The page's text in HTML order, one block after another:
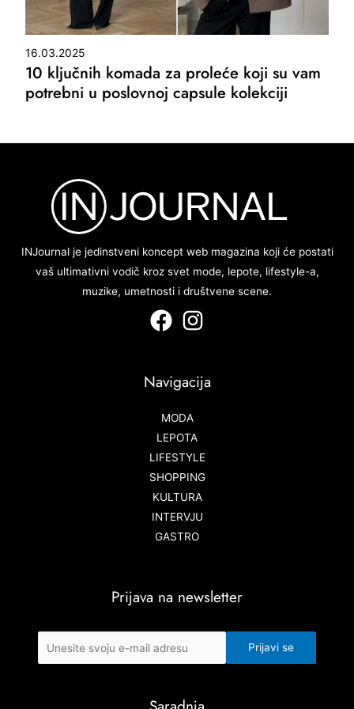
16.03.2025
10 ključnih komada za proleće koji su vam
potrebni u poslovnoj capsule kolekciji
INJournal je jedinstveni koncept web magazina koji će postati
vaš ultimativni vodič kroz svet mode, lepote, lifestyle-a,
muzike, umetnosti i društvene scene.
Navigacija
MODA
LEPOTA
LIFESTYLE
SHOPPING
KULTURA
INTERVJU
GASTRO
Prijava na newsletter